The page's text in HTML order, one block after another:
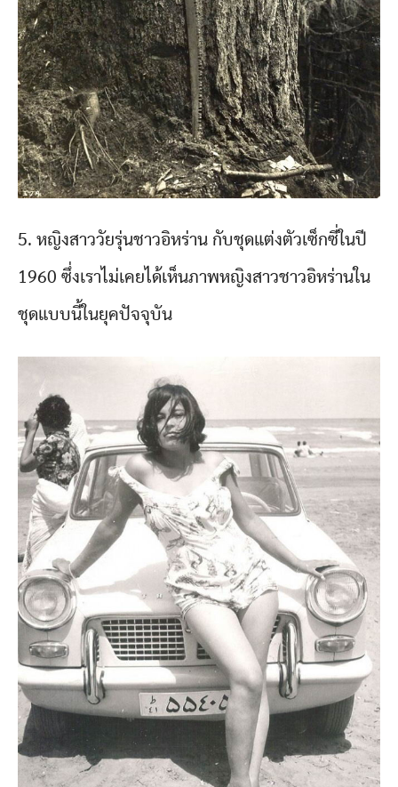
5. หญิงสาววัยรุ่นชาวอิหร่าน กับชุดแต่งตัวเซ็กซี่ในปี
1960 ซึ่งเราไม่เคยได้เห็นภาพหญิงสาวชาวอิหร่านใน
ชุดแบบนี้ในยุคปัจจุบัน